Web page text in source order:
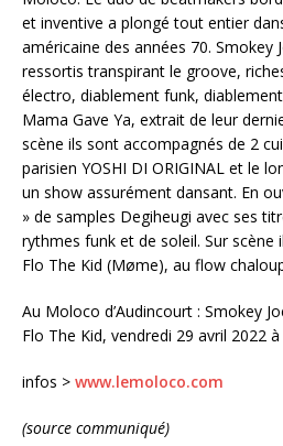
et inventive a plongé tout entier
américaine des années 70. Smokey
ressortis transpirant le groove,
électro, diablement funk,
Mama Gave Ya, extrait de leur
scène ils sont accompagnés de 2
parisien YOSHI DI ORIGINAL et le
un show assurément dansant. En
» de samples Degiheugi avec ses
rythmes funk et de soleil. Sur scène
Flo The Kid (Møme), au flow
Au Moloco d’Audincourt : Smokey
Flo The Kid, vendredi 29 avril 2022 à
infos > www.lemoloco.com
(source communiqué)